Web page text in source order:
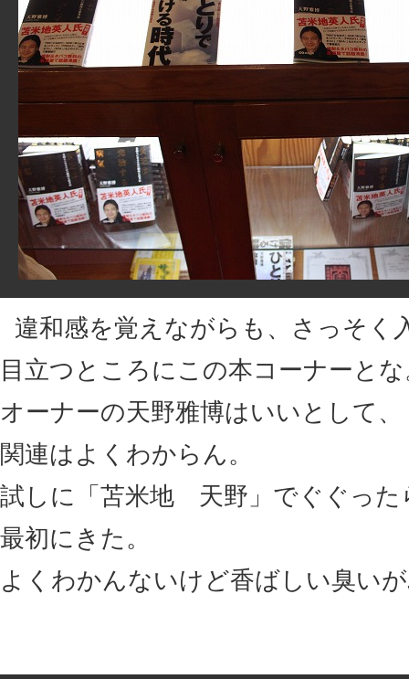
違和感を覚えながらも、さっそく
目立つところにこの本コーナーと
オーナーの天野雅博はいいとして
関連はよくわからん。
試しに「苫米地 天野」でぐぐった
最初にきた。
よくわかんないけど香ばしい臭い